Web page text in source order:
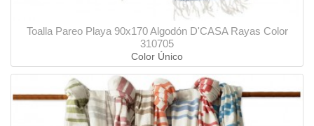
Toalla Pareo Playa 90x170 Algodón D'CASA Rayas Color
310705
Color Único